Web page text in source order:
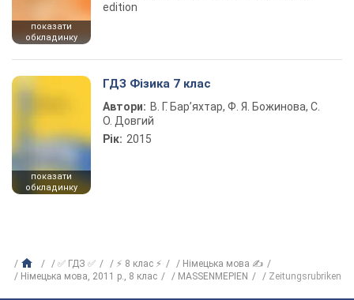
показати
обкладинку
edition
показати
обкладинку
ГДЗ Фізика 7 клас
Автори: В. Г. Бар’яхтар, Ф. Я. Божинова, С.
О. Довгий
Рік: 2015
✅ ГДЗ ✅ ⚡ 8 клас ⚡
Німецька мова ✍
Німецька мова, 2011 р., 8 клас
MASSENMEPIEN Zeitungsrubriken